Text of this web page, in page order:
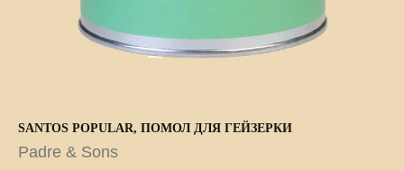
SANTOS POPULAR, ПОМОЛ ДЛЯ ГЕЙЗЕРКИ
Padre & Sons